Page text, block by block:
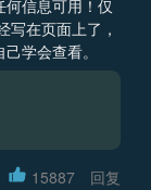
信息可用！仅
写在页面上了，
学会查看。
15887 回复